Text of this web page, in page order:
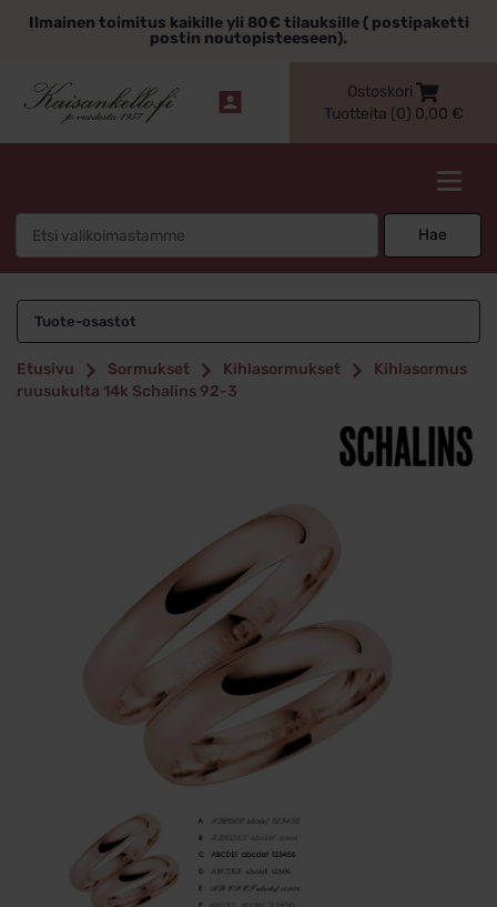
sisältöönIlmainen toimitus kaikille yli 80€ tilauksille ( postipaketti
postin noutopisteeseen).
Ostoskori
Tuotteita (0) 0,00 €
Hae
Tuote-osastot
Etusivu Sormukset Kihlasormukset
Kihlasormus
ruusukulta 14k Schalins 92-3